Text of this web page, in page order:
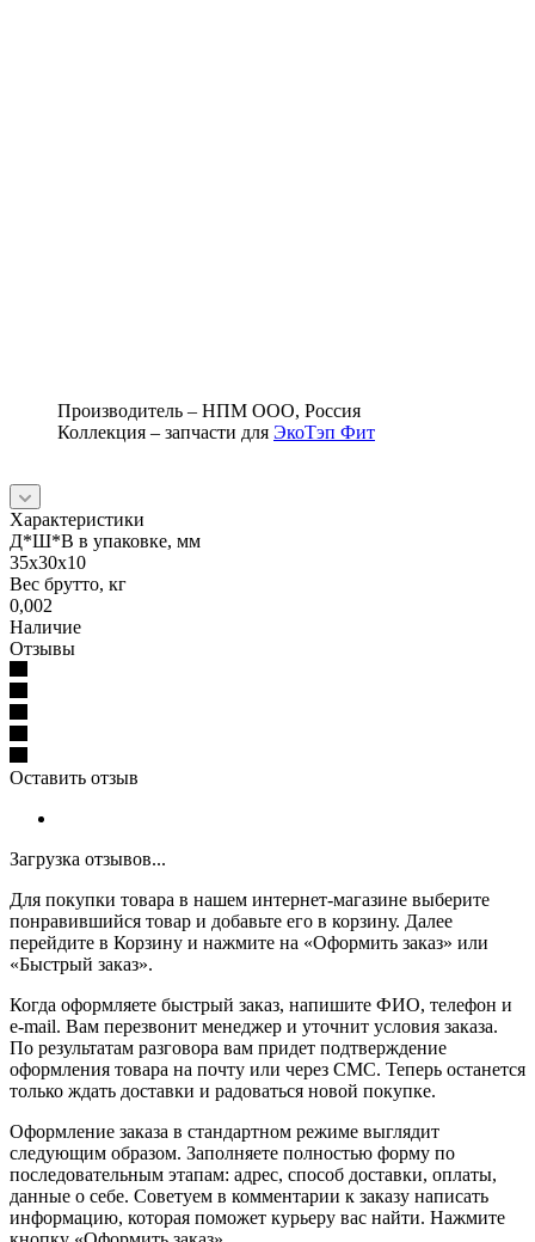
Производитель – НПМ ООО, Россия
Коллекция – запчасти для ЭкоТэп Фит
Характеристики
Д*Ш*В в упаковке, мм
35х30х10
Вес брутто, кг
0,002
Наличие
Отзывы
Оставить отзыв
Загрузка отзывов...
Для покупки товара в нашем интернет-магазине выберите
понравившийся товар и добавьте его в корзину. Далее
перейдите в Корзину и нажмите на «Оформить заказ» или
«Быстрый заказ».
Когда оформляете быстрый заказ, напишите ФИО, телефон и
e-mail. Вам перезвонит менеджер и уточнит условия заказа.
По результатам разговора вам придет подтверждение
оформления товара на почту или через СМС. Теперь останется
только ждать доставки и радоваться новой покупке.
Оформление заказа в стандартном режиме выглядит
следующим образом. Заполняете полностью форму по
последовательным этапам: адрес, способ доставки, оплаты,
данные о себе. Советуем в комментарии к заказу написать
информацию, которая поможет курьеру вас найти. Нажмите